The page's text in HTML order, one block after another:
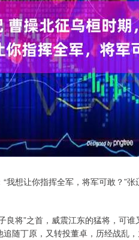
我想让你指挥全军，将军可敢？”
良将”之首，威震江东的猛将，可
随丁原，又转投董卓，历经战乱，